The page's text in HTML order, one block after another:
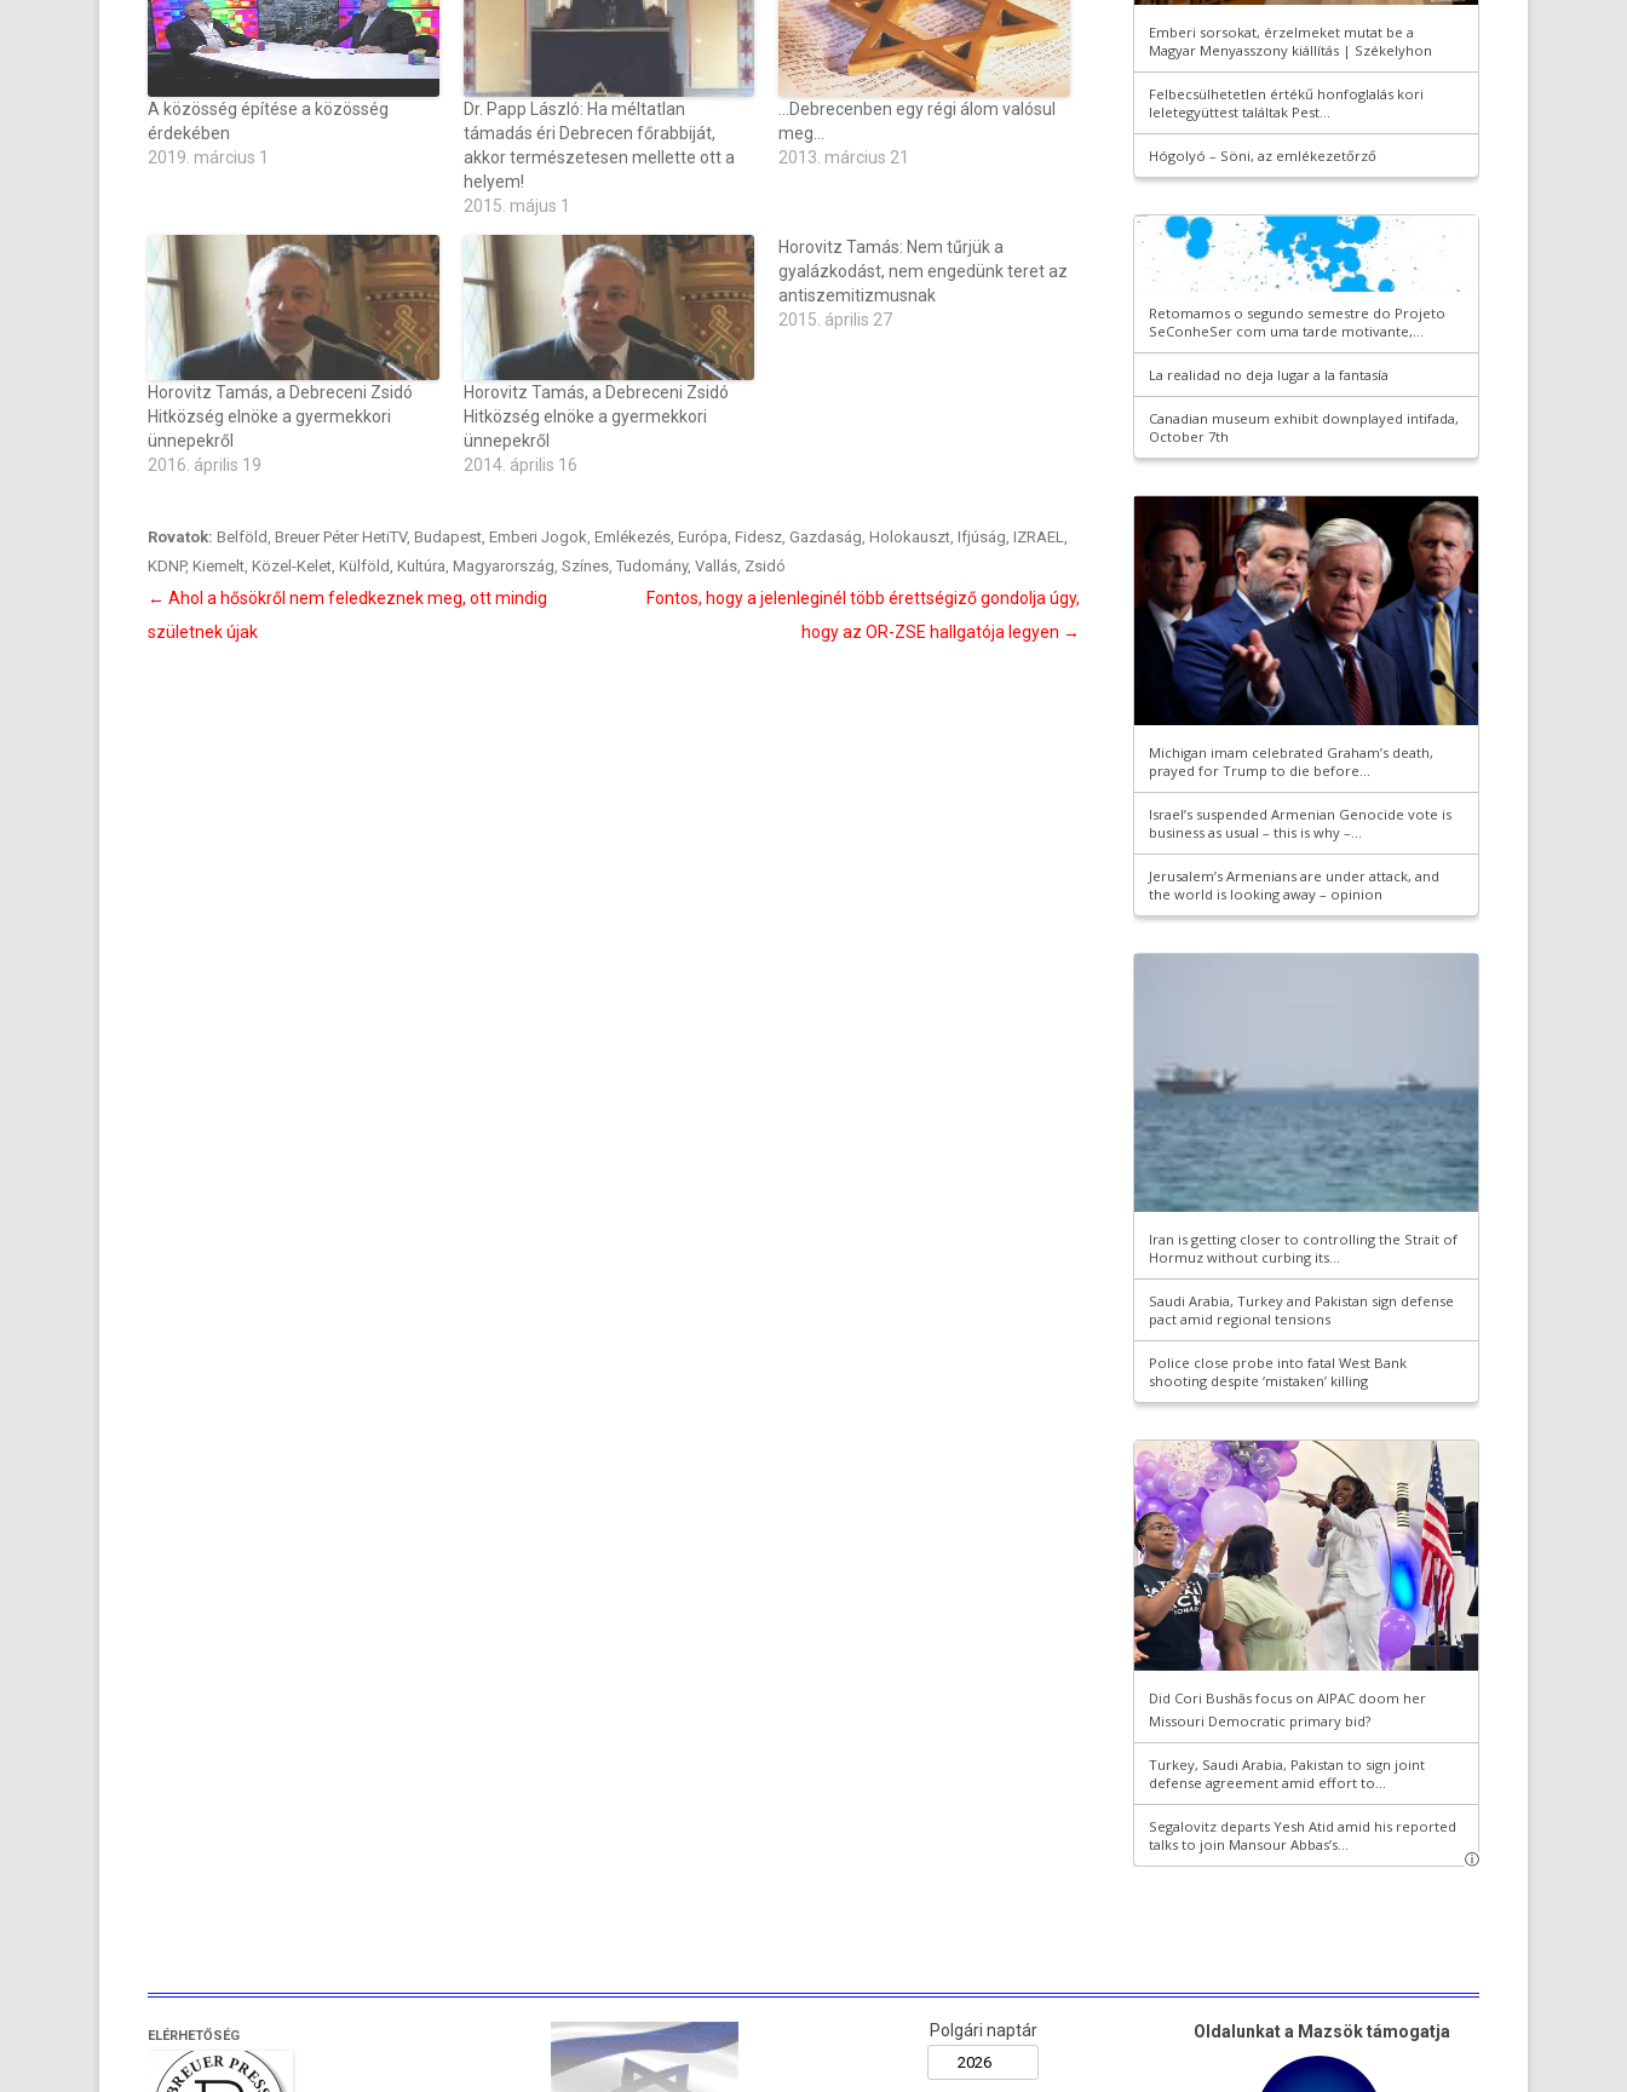
A közösség építése a közösség
érdekében
2019. március 1
Dr. Papp László: Ha méltatlan
támadás éri Debrecen főrabbiját,
akkor természetesen mellette ott a
helyem!
2015. május 1
…Debrecenben egy régi álom valósul
meg…
2013. március 21
Horovitz Tamás, a Debreceni Zsidó
Hitközség elnöke a gyermekkori
ünnepekről
2016. április 19
Horovitz Tamás, a Debreceni Zsidó
Hitközség elnöke a gyermekkori
ünnepekről
2014. április 16
Horovitz Tamás: Nem tűrjük a
gyalázkodást, nem engedünk teret az
antiszemitizmusnak
2015. április 27
Rovatok: Belföld, Breuer Péter HetiTV, Budapest, Emberi Jogok, Emlékezés, Európa, Fidesz, Gazdaság, Holokauszt, Ifjúság, IZRAEL,
KDNP, Kiemelt, Közel-Kelet, Külföld, Kultúra, Magyarország, Színes, Tudomány, Vallás, Zsidó
Bejegyzés
navigáció
← Ahol a hősökről nem feledkeznek meg, ott mindig
születnek újak
Fontos, hogy a jelenleginél több érettségiző gondolja úgy,
hogy az OR-ZSE hallgatója legyen →
ELÉRHETŐSÉG Polgári naptár Oldalunkat a Mazsök támogatja